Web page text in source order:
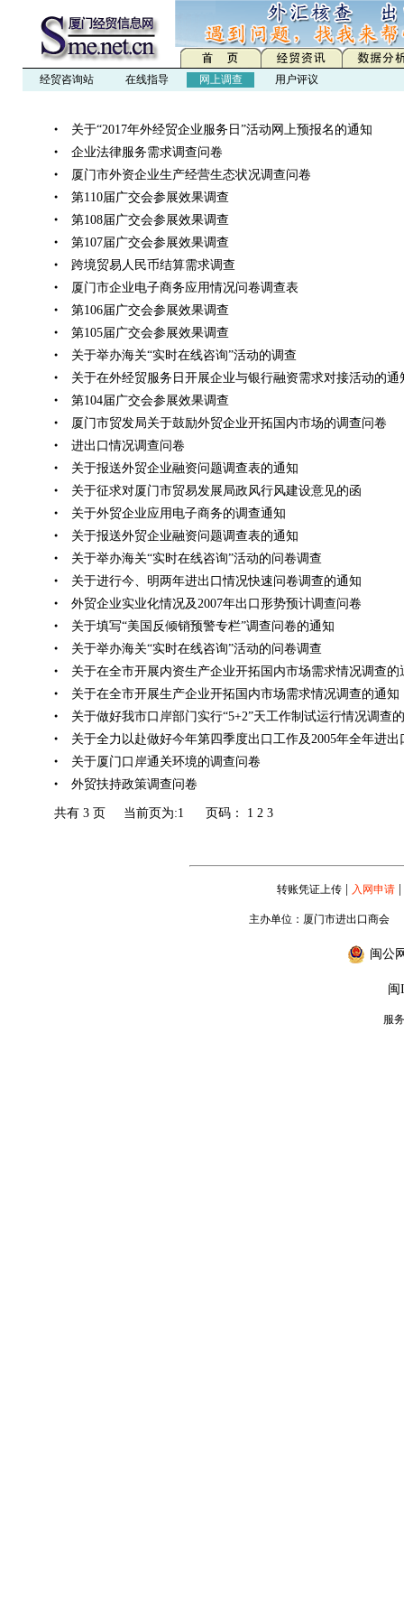
经贸咨询站 在线指导 网上调查 用户评议
● 关于“2017年外经贸企业服务日”活动网上预报名的通知
● 企业法律服务需求调查问卷
● 厦门市外资企业生产经营生态状况调查问卷
● 第110届广交会参展效果调查
● 第108届广交会参展效果调查
● 第107届广交会参展效果调查
● 跨境贸易人民币结算需求调查
● 厦门市企业电子商务应用情况问卷调查表
● 第106届广交会参展效果调查
● 第105届广交会参展效果调查
● 关于举办海关“实时在线咨询”活动的调查
● 关于在外经贸服务日开展企业与银行融资需求对接活动的通
● 第104届广交会参展效果调查
● 厦门市贸发局关于鼓励外贸企业开拓国内市场的调查问卷
● 进出口情况调查问卷
● 关于报送外贸企业融资问题调查表的通知
● 关于征求对厦门市贸易发展局政风行风建设意见的函
● 关于外贸企业应用电子商务的调查通知
● 关于报送外贸企业融资问题调查表的通知
● 关于举办海关“实时在线咨询”活动的问卷调查
● 关于进行今、明两年进出口情况快速问卷调查的通知
● 外贸企业实业化情况及2007年出口形势预计调查问卷
● 关于填写“美国反倾销预警专栏”调查问卷的通知
● 关于举办海关“实时在线咨询”活动的问卷调查
● 关于在全市开展内资生产企业开拓国内市场需求情况调查的
● 关于在全市开展生产企业开拓国内市场需求情况调查的通知
● 关于做好我市口岸部门实行“5+2”天工作制试运行情况调查
● 关于全力以赴做好今年第四季度出口工作及2005年全年进
● 关于厦门口岸通关环境的调查问卷
● 外贸扶持政策调查问卷
共有 3 页 当前页为:1 页码： 1 2 3
转账凭证上传| 入网申请|
主办单位：厦门市进出口商
闽公
闽
服